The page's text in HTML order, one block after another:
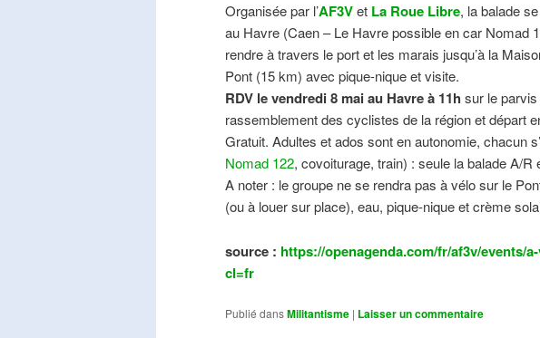
Organisée par l’AF3Vet La Roue Libre, la balade
au Havre (Caen – Le Havre possible en car Nomad
rendre à travers le port et les marais jusqu’à la
Pont (15 km) avec pique-nique et visite.
RDV le vendredi 8 mai au Havre à 11h sur le
rassemblement des cyclistes de la région et départ
Gratuit. Adultes et ados sont en autonomie, chacun
Nomad 122, covoiturage, train) : seule la balade A/R
A noter : le groupe ne se rendra pas à vélo sur le
(ou à louer sur place), eau, pique-nique et crème
source : https://openagenda.com/fr/af3v/events/
cl=fr
Publié dansMilitantisme | Laisser un commentaire